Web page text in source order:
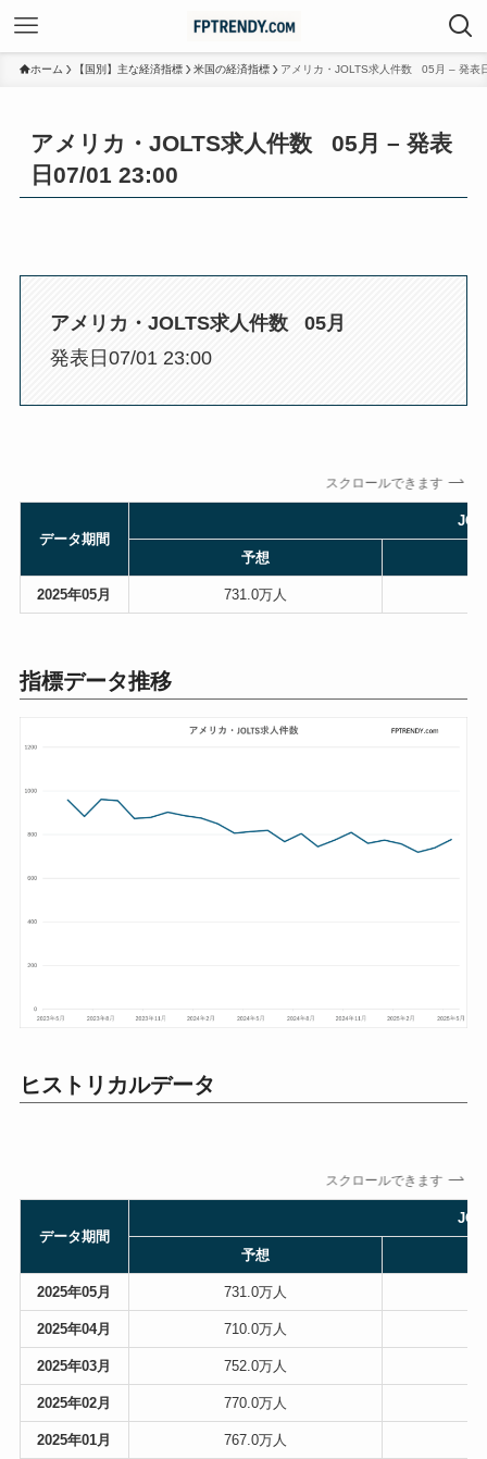
ホーム 【国別】主な経済指標 米国の経済指標 アメリカ・JOLTS求人件数 05月 – 発表
アメリカ・JOLTS求人件数 05月 – 発表
日07/01 23:00
アメリカ・JOLTS求人件数 05月
発表日07/01 23:00
スクロールできます
データ期間
予想
2025年05月 731.0万人
指標データ推移
ヒストリカルデータ
スクロールできます
データ期間
予想
2025年05月 731.0万人
2025年04月 710.0万人
2025年03月 752.0万人
2025年02月 770.0万人
2025年01月 767.0万人